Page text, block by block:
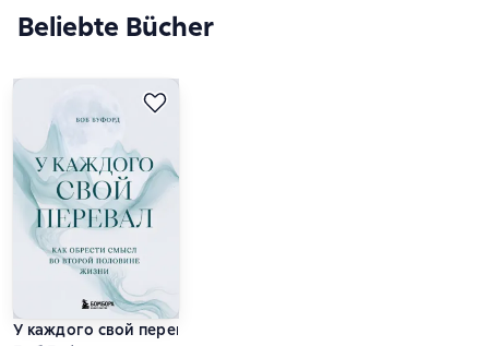
Beliebte Bücher
У каждого свой перевал. Как обрести смысл во второй